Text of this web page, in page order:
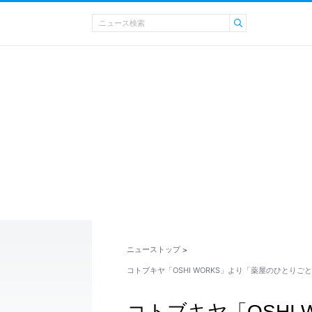
ニューストップ >
コトブキヤ「OSHI WORKS」より「薬屋のひとりご